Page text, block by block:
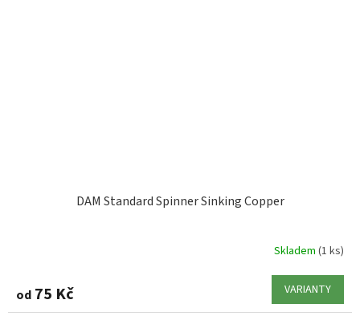
DAM Standard Spinner Sinking Copper
Skladem (1 ks)
od 75 Kč VARIANTY